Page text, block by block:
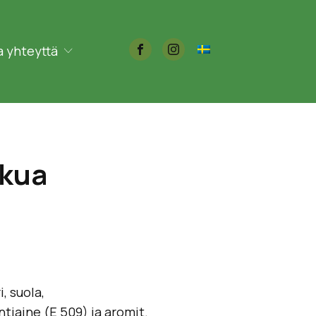
yhteyttä
suola,
(E 509) ja aromit.